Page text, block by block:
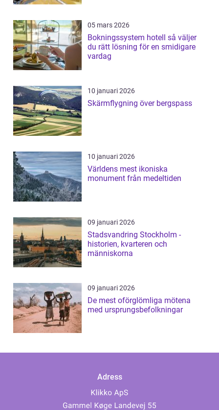
05 mars 2026
Bokningssystem hotell så väljer
du rätt lösning för en smidigare
vardag
10 januari 2026
Skärmflygning över bergspass
10 januari 2026
Världens mest ikoniska
monument från medeltiden
09 januari 2026
Stadsvandring Stockholm -
historien, kvarteren och
människorna
09 januari 2026
De mest oförglömliga mötena
med ursprungsbefolkningar
Adress